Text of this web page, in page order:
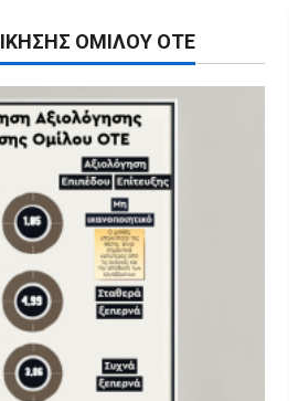
ΟΜΊΛΟΥ ΟΤΕ